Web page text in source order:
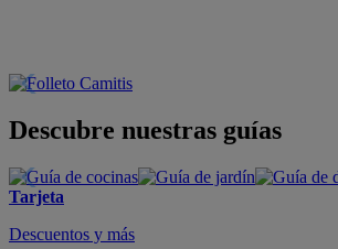
Descubre nuestras guías
Tarjeta
Descuentos y más